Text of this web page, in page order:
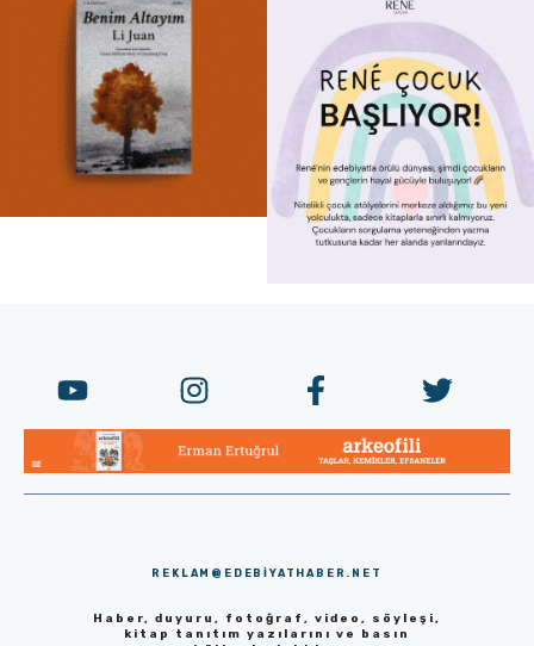
REKLAM@EDEBIYATHABER.NET
Haber, duyuru, fotoğraf, video, söyleşi,
kitap tanıtım yazılarını ve basın